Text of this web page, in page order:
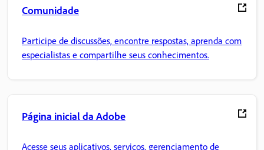
Comunidade
Participe de discussões, encontre respostas, aprenda com
especialistas e compartilhe seus conhecimentos.
Página inicial da Adobe
Acesse seus aplicativos, serviços, gerenciamento de